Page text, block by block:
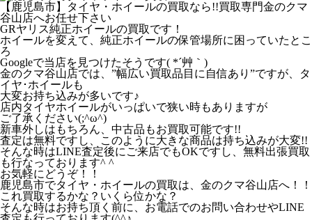
【鹿児島市】タイヤ・ホイールの買取なら!!買取専門金のクマ
谷山店へお任せ下さい
GRヤリス純正ホイールの買取です！
ホイールを変えて、純正ホイールの保管場所に困っていたとこ
ろ
Googleで当店を見つけたそうです( *´艸｀)
金のクマ谷山店では、”幅広い買取品目に自信あり”ですが、タ
イヤ･ホイールも
大変お持ち込みが多いです♪
店内タイヤホイールがいっぱいで狭い時もありますが
ご了承ください(;^ω^)
新車外しはもちろん、中古品もお買取可能です!!
査定は無料ですし、このように大きな商品は持ち込みが大変!!
そんな時はLINE査定後にご来店でもOKですし、無料出張買取
も行なっております^ ^
お気軽にどうぞ！！
鹿児島市でタイヤ・ホイールの買取は、金のクマ谷山店へ！！
これ買取するかな？いくら位かな？
そんな時はお持ち頂く前に、お電話でのお問い合わせやLINE